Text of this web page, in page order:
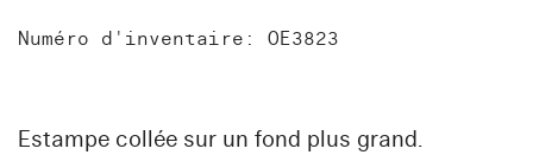
Numéro d'inventaire: OE3823
Estampe collée sur un fond plus grand.